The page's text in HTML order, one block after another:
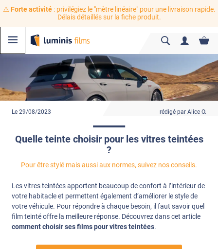
⚠️ Forte activité: privilégiez le "mètre linéaire" pour une livraison rapide.
Délais détaillés sur la fiche produit.
Le 29/08/2023 rédigé par Alice O.
Quelle teinte choisir pour les vitres teintées
?
Pour être stylé mais aussi aux normes, suivez nos conseils.
Les vitres teintées apportent beaucoup de confort à l’intérieur de
votre habitacle et permettent également d’améliorer le style de
votre véhicule. Pour répondre à chaque besoin, il faut savoir quel
film teinté offre la meilleure réponse. Découvrez dans cet article
comment choisir ses films pour vitres teintées.